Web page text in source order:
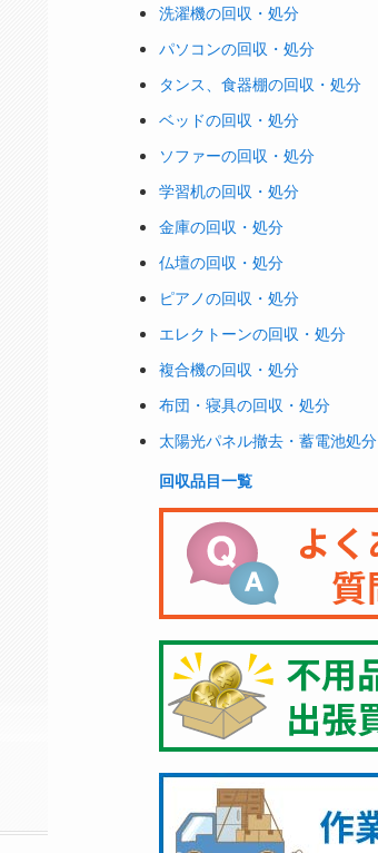
洗濯機の回収・処分
パソコンの回収・処分
タンス、食器棚の回収・処分
ベッドの回収・処分
ソファーの回収・処分
学習机の回収・処分
金庫の回収・処分
仏壇の回収・処分
ピアノの回収・処分
エレクトーンの回収・処分
複合機の回収・処分
布団・寝具の回収・処分
太陽光パネル撤去・蓄電池処分
回収品目一覧